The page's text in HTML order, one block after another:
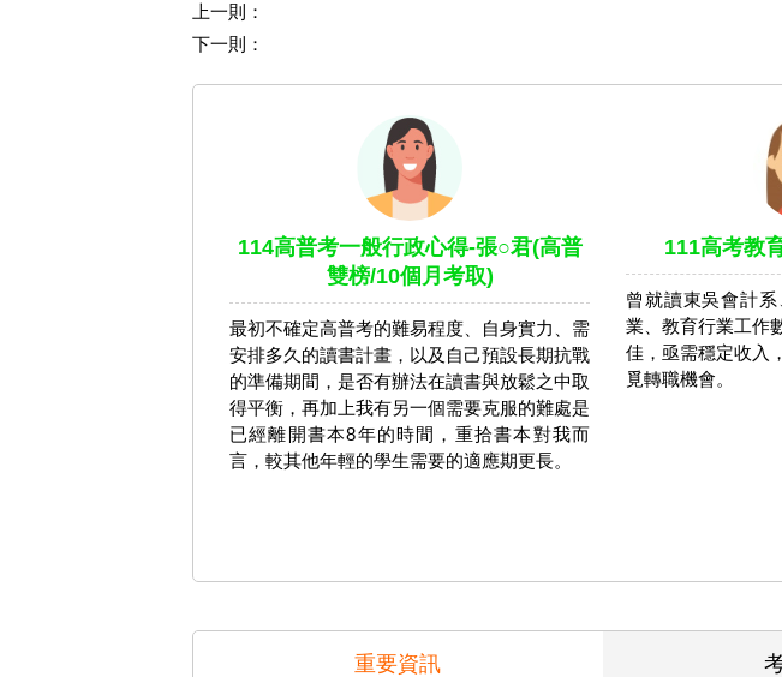
上一則：
下一則：
114高普考一般行政心得-張○君(高普
雙榜/10個月考取)
最初不確定高普考的難易程度、自身實力、需
安排多久的讀書計畫，以及自己預設長期抗戰
的準備期間，是否有辦法在讀書與放鬆之中取
得平衡，再加上我有另一個需要克服的難處是
已經離開書本8年的時間，重拾書本對我而
言，較其他年輕的學生需要的適應期更長。
111高考教
曾就讀東吳會計
業、教育行業工作
佳，亟需穩定收入
覓轉職機會。
重要資訊